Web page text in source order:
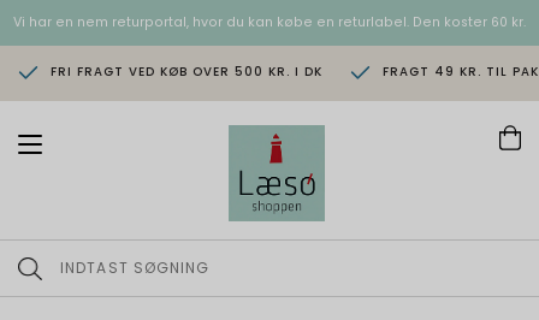
Vi har en nem returportal, hvor du kan købe en returlabel. Den koster 60 kr.
FRI FRAGT VED KØB OVER 500 KR. I DK FRAGT 49 KR. TIL
T
n
a